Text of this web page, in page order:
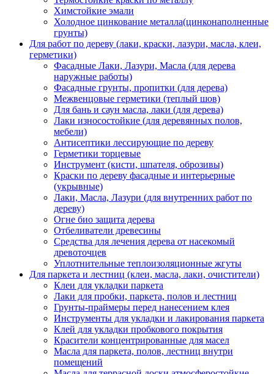
Химстойкие эмали
Холодное цинкование металла(цинконаполненные
грунты)
Для работ по дереву (лаки, краски, лазури, масла, клеи,
герметики)
Фасадные Лаки, Лазури, Масла (для дерева
наружные работы)
Фасадные грунты, пропитки (для дерева)
Межвенцовые герметики (теплый шов)
Для бань и саун масла, лаки (для дерева)
Лаки износостойкие (для деревянных полов,
мебели)
Антисептики лесcирующие по дереву
Герметики торцевые
Инструмент (кисти, шпателя, оброзивы)
Краски по дереву фасадные и интерьерные
(укрывные)
Лаки, Масла, Лазури (для внутренних работ по
дереву)
Огне био защита дерева
Отбеливатели древесины
Средства для лечения дерева от насекомый
древоточцев
Уплотнительные теплоизоляционные жгуты
Для паркета и лестниц (клеи, масла, лаки, очистители)
Клеи для укладки паркета
Лаки для пробки, паркета, полов и лестниц
Грунты-праймеры перед нанесением клея
Инструменты для укладки и лакирования паркета
Клей для укладки пробкового покрытия
Красители концентрированные для масел
Масла для паркета, полов, лестниц внутри
помещений